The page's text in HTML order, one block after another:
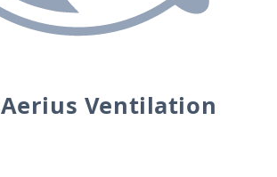
Aerius Ventilation